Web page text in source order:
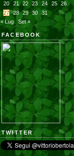
20
21 22 23 24 25
26
27
28 29 30
31
« Lug
Set »
FACEBOOK
TWITTER